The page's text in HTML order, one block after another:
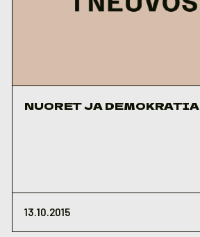
NUORET JA DEMOKRATIA
13.10.2015